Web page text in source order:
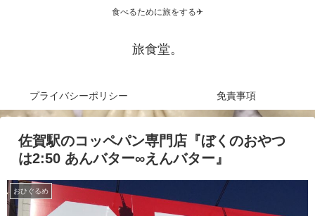
食べるために旅をする✈
旅食堂。
プライバシーポリシー 免責事項
佐賀駅のコッペパン専門店『ぼくのおやつ
は2:50 あんバター∞えんバター』
おひぐるめ